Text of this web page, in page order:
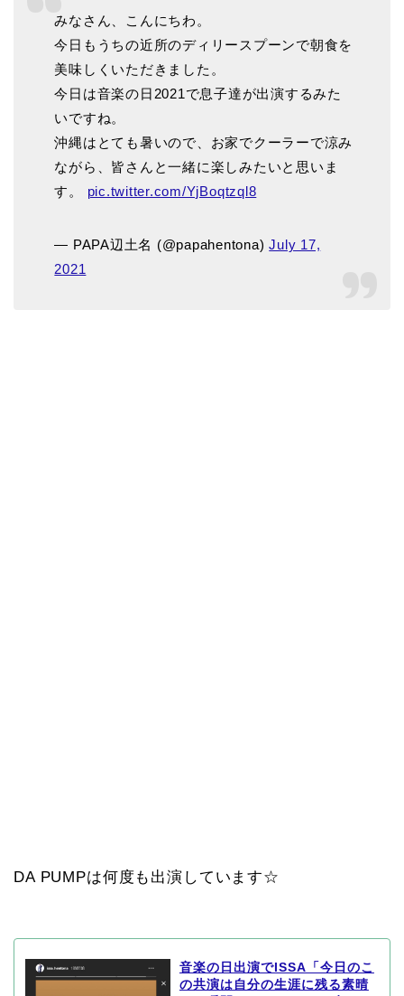
みなさん、こんにちわ。
今日もうちの近所のディリースプーンで朝食を
美味しくいただきました。
今日は音楽の日2021で息子達が出演するみた
いですね。
沖縄はとても暑いので、お家でクーラーで涼み
ながら、皆さんと一緒に楽しみたいと思いま
す。 pic.twitter.com/YjBoqtzql8
— PAPA辺土名 (@papahentona)July 17,
2021
DA PUMPは何度も出演しています☆
音楽の日出演でISSA「今日のこ
の共演は自分の生涯に残る素晴